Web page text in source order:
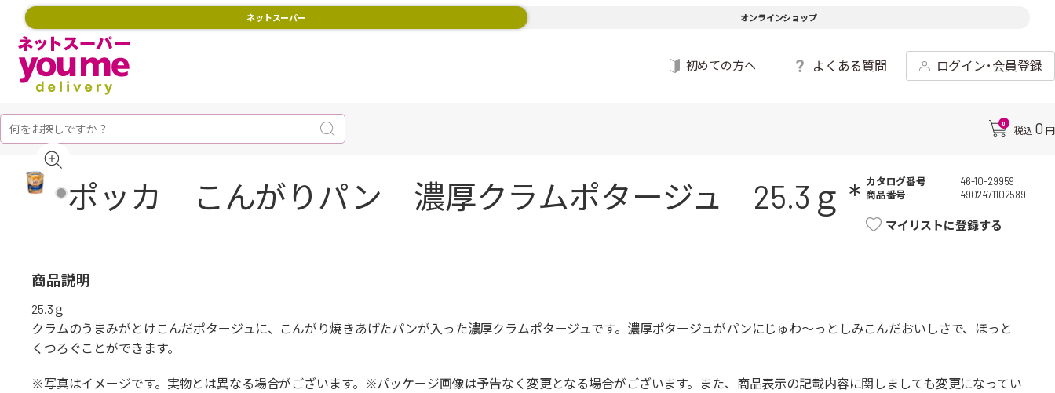
ネットスーパー オンラインショップ
初めての方へ よくある質問 ログイン･会員登録
0
税込 0 円
ポッカ こんがりパン 濃厚クラムポタージュ 25.3ｇ * カタログ番号
46-10-29959
商品番号
4902471102589
マイリストに登録する
商品説明
25.3ｇ
クラムのうまみがとけこんだポタージュに、こんがり焼きあげたパンが入った濃厚クラムポタージュです。濃厚ポタージュがパンにじゅわ～っとしみこんだおいしさで、ほっと
くつろぐことができます。
※写真はイメージです。実物とは異なる場合がございます。※パッケージ画像は予告なく変更となる場合がございます。また、商品表示の記載内容に関しましても変更になってい